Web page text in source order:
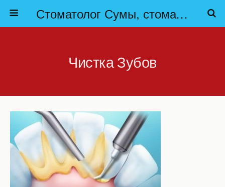
Стоматолог Сумы, стоматологические клиники Сумы, детская стоматология в Сумах. | Частная стоматология Сумы
Чистка Зубов